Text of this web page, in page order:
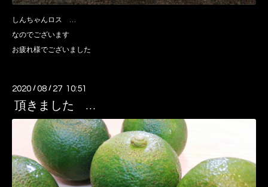
しんちゃんロス …
なのでございます
お疲れ様でございました
2020 /08 / 27 10:51
頂きました …